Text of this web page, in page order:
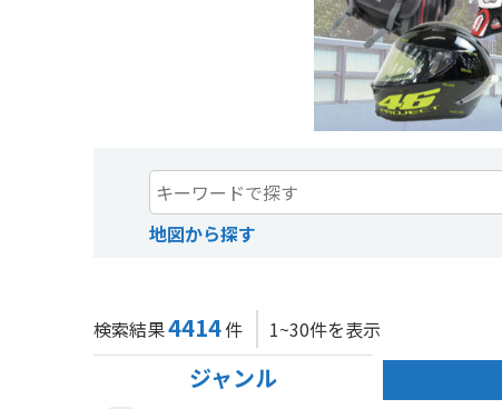
地図から探す
検索結果4414件 1~30件を表示
ジャンル